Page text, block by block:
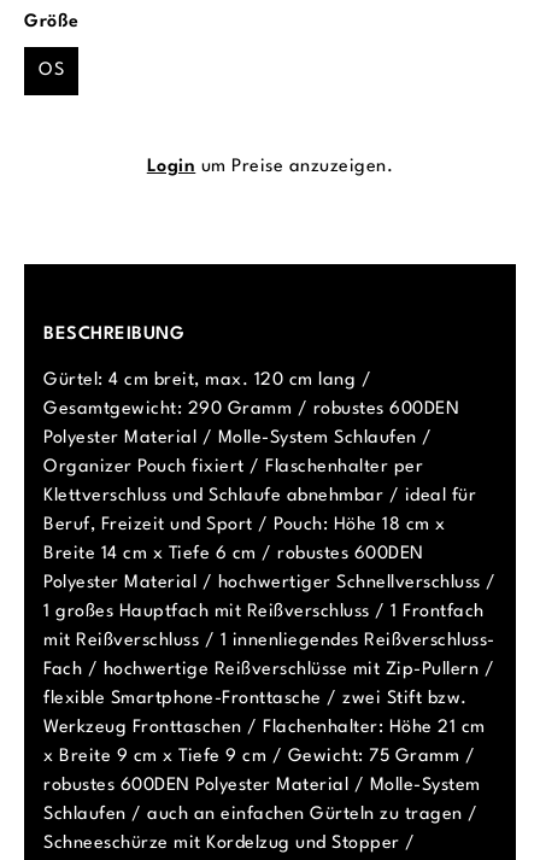
Größeauswählen
OS
Login um Preise anzuzeigen.
BESCHREIBUNG
Gürtel: 4 cm breit, max. 120 cm lang /
Gesamtgewicht: 290 Gramm / robustes 600DEN
Polyester Material / Molle-System Schlaufen /
Organizer Pouch fixiert / Flaschenhalter per
Klettverschluss und Schlaufe abnehmbar / ideal für
Beruf, Freizeit und Sport / Pouch: Höhe 18 cm x
Breite 14 cm x Tiefe 6 cm / robustes 600DEN
Polyester Material / hochwertiger Schnellverschluss /
1 großes Hauptfach mit Reißverschluss / 1 Frontfach
mit Reißverschluss / 1 innenliegendes Reißverschluss-
Fach / hochwertige Reißverschlüsse mit Zip-Pullern /
flexible Smartphone-Fronttasche / zwei Stift bzw.
Werkzeug Fronttaschen / Flachenhalter: Höhe 21 cm
x Breite 9 cm x Tiefe 9 cm / Gewicht: 75 Gramm /
robustes 600DEN Polyester Material / Molle-System
Schlaufen / auch an einfachen Gürteln zu tragen /
Schneeschürze mit Kordelzug und Stopper /